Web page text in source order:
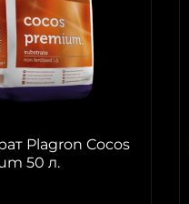
Plagron Cocos
50 л.